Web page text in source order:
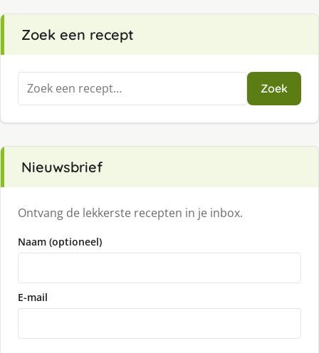
Zoek een recept
Zoeken
naar:
Zoek
Nieuwsbrief
Ontvang de lekkerste recepten in je inbox.
Naam (optioneel)
E-mail